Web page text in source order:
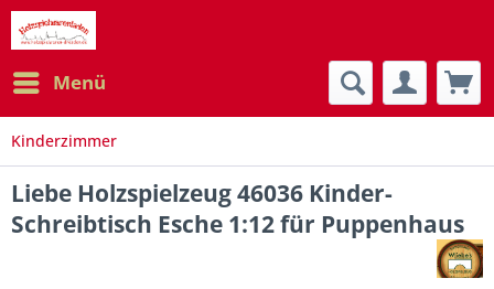
Menü
Kinderzimmer
Liebe Holzspielzeug 46036 Kinder-
Schreibtisch Esche 1:12 für Puppenhaus